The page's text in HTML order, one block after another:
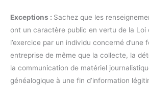
Exceptions : Sachez que les
ont un caractère public en vertu de la Loi
l’exercice par un individu concerné d’une
entreprise de même que la collecte, la
la communication de matériel
généalogique à une fin d’information